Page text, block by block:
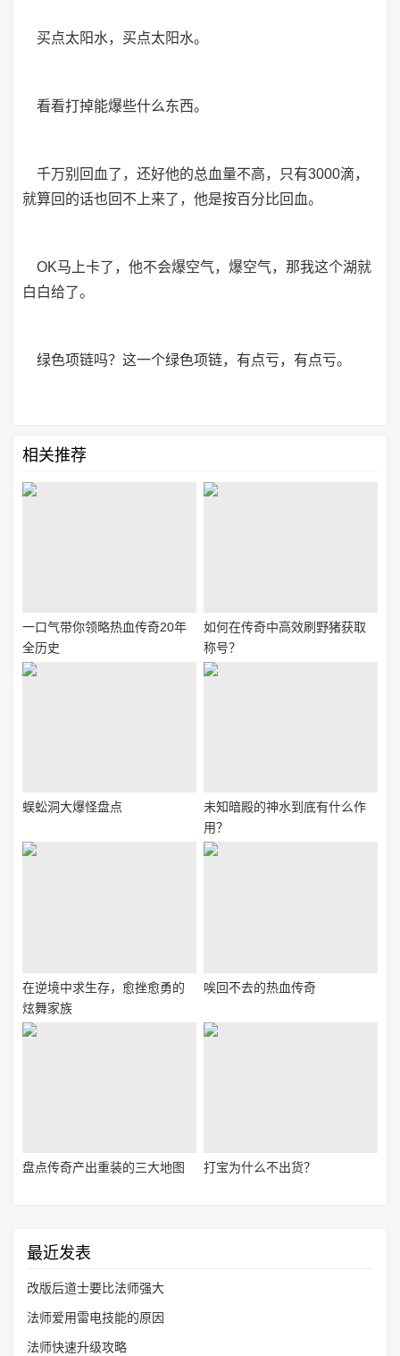
买点太阳水，买点太阳水。
看看打掉能爆些什么东西。
千万别回血了，还好他的总血量不高，只有3000滴，
就算回的话也回不上来了，他是按百分比回血。
OK马上卡了，他不会爆空气，爆空气，那我这个湖就
白白给了。
绿色项链吗？这一个绿色项链，有点亏，有点亏。
相关推荐
一口气带你领略热血传奇20年
全历史
如何在传奇中高效刷野猪获取
称号？
蜈蚣洞大爆怪盘点
未知暗殿的神水到底有什么作
用？
在逆境中求生存，愈挫愈勇的
炫舞家族
唉回不去的热血传奇
盘点传奇产出重装的三大地图 打宝为什么不出货？
最近发表
改版后道士要比法师强大
法师爱用雷电技能的原因
法师快速升级攻略